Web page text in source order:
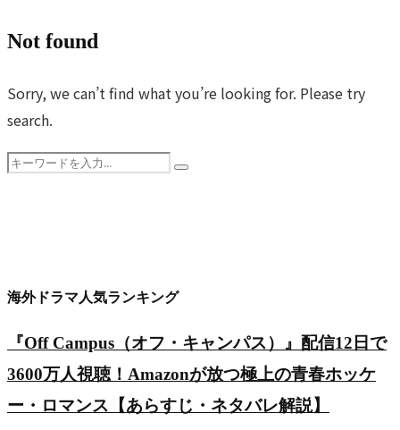
ス
家
の
愛
年
記】
米
て
ル
ー
カ
ラ
イ
ナ
り
兄
弟
が
紡
に
わ
た
る
大
は
上
終
と
呼
ば
年
ン
（Avatar:
Last
む
名
ア
ニ
Not found
Sorry, we can’t find what you’re looking for. Please try
search.
Search
Search
海外ドラマ人気ランキング
『Off Campus（オフ・キャンパス）』配信12日で
3600万人視聴！Amazonが放つ極上の青春ホッケ
ー・ロマンス【あらすじ・ネタバレ解説】